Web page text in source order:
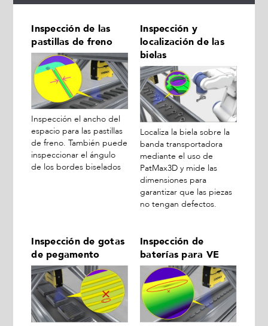
Inspección de las
pastillas de freno
Inspección el ancho del
espacio para las pastillas
de freno. También puede
inspeccionar el ángulo
de los bordes biselados
Inspección y
localización de las
bielas
Localiza la biela sobre la
banda transportadora
mediante el uso de
PatMax3D y mide las
dimensiones para
garantizar que las piezas
no tengan defectos.
Inspección de gotas
de pegamento
Inspección de
baterías para VE